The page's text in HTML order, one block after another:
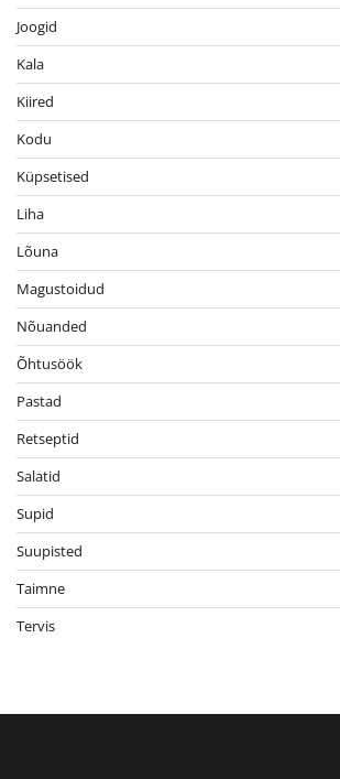
Joogid
Kala
Kiired
Kodu
Küpsetised
Liha
Lõuna
Magustoidud
Nõuanded
Õhtusöök
Pastad
Retseptid
Salatid
Supid
Suupisted
Taimne
Tervis